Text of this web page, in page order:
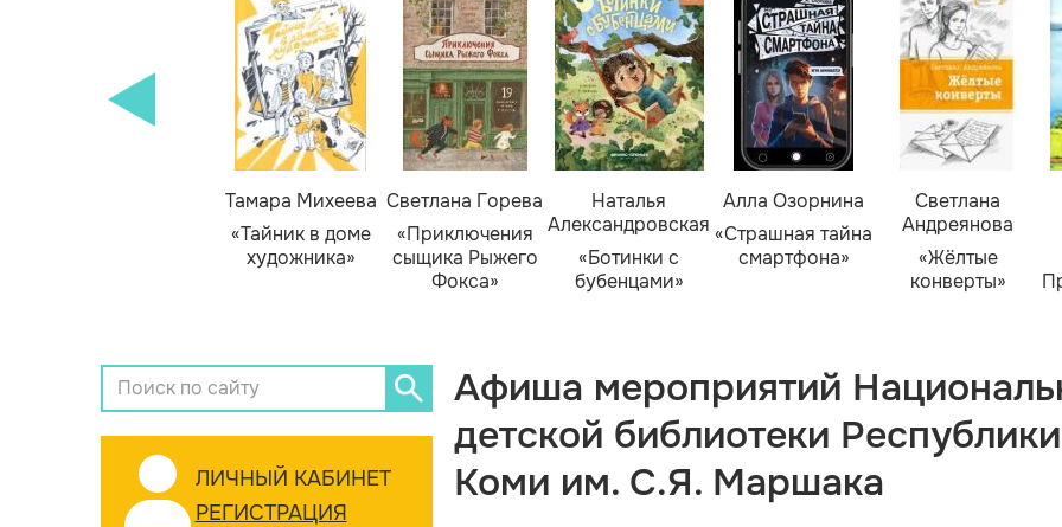
Тамара Михеева
«Тайник в доме
художника»
Светлана Горева
«Приключения
сыщика Рыжего
Фокса»
Наталья
Александровская
«Ботинки с
бубенцами»
Алла Озорнина
«Страшная тайна
смартфона»
Светлана
Андреянова
«Жёлтые
конверты»
ЛИЧНЫЙ КАБИНЕТ
РЕГИСТРАЦИЯ
Афиша мероприятий
детской библиотеки Республики
Коми им. С.Я. Маршака